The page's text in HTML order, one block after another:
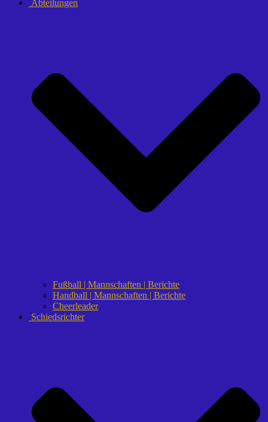
Abteilungen
Fußball | Mannschaften | Berichte
Handball | Mannschaften | Berichte
Cheerleader
Schiedsrichter